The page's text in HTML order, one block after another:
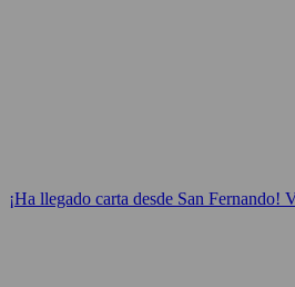
¡Ha llegado carta desde San Fernando!